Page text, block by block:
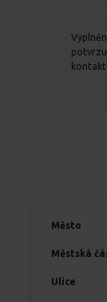
Město
Městská
Ulice